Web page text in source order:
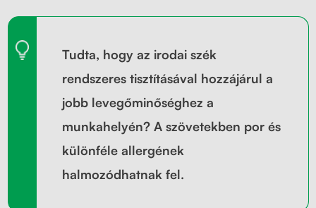
Tudta, hogy az irodai szék
rendszeres tisztításával hozzájárul a
jobb levegőminőséghez a
munkahelyén? A szövetekben por és
különféle allergének
halmozódhatnak fel.